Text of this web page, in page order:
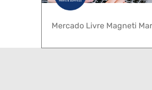
Mercado Livre Magneti